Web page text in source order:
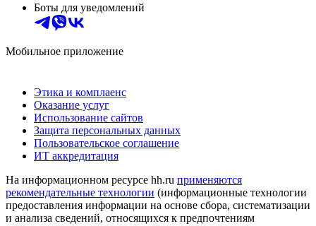
Боты для уведомлений
Мобильное приложение
Этика и комплаенс
Оказание услуг
Использование сайтов
Защита персональных данных
Пользовательское соглашение
ИТ аккредитация
На информационном ресурсе hh.ru применяются
рекомендательные технологии (информационные технологии
предоставления информации на основе сбора, систематизации
и анализа сведений, относящихся к предпочтениям